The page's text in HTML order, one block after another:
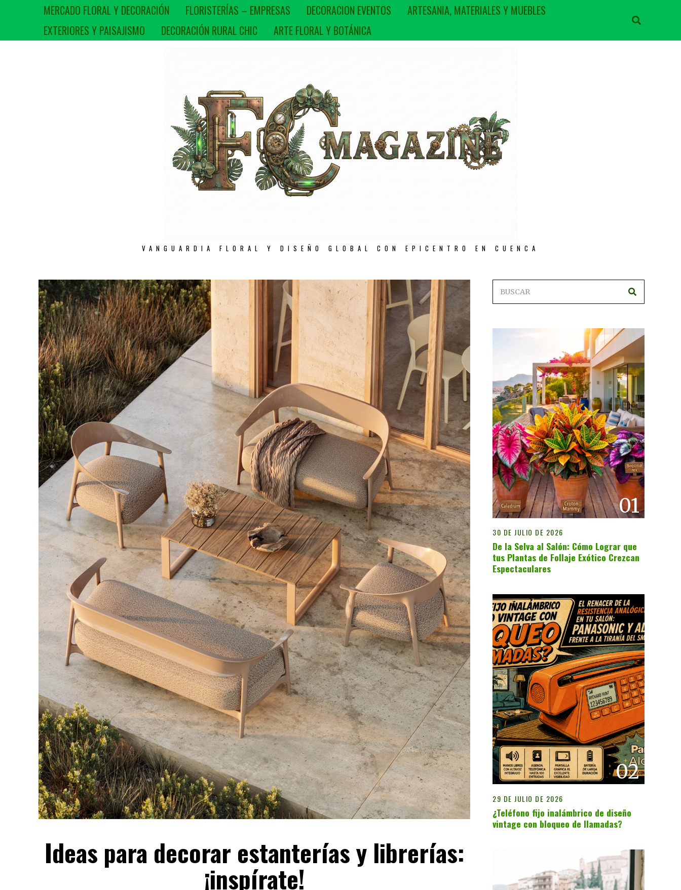
MERCADO FLORAL Y DECORACIÓN FLORISTERÍAS – EMPRESAS DECORACION EVENTOS
ARTESANIA, MATERIALES Y MUEBLES
EXTERIORES Y PAISAJISMO
DECORACIÓN RURAL CHIC ARTE FLORAL Y BOTÁNICA
VANGUARDIA FLORAL Y DISEÑO GLOBAL CON EPICENTRO EN CUENCA
Ideas para decorar estanterías y librerías:
¡inspírate!
01
30 DE JULIO DE 2026
De la Selva al Salón: Cómo Lograr que
tus Plantas de Follaje Exótico Crezcan
Espectaculares
02
29 DE JULIO DE 2026
¿Teléfono fijo inalámbrico de diseño
vintage con bloqueo de llamadas?